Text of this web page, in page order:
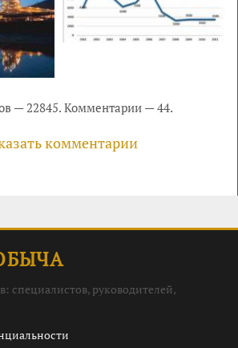
— 22845. Комментарии — 44.
комментарии
специалистов, руководителей,